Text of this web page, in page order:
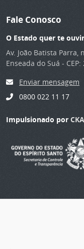
Fale Conosco
O Estado quer te
Av. João Batista Parra,
Enseada do Suá -
Enviar mensagem
0800 022 11 17
Impulsionado por